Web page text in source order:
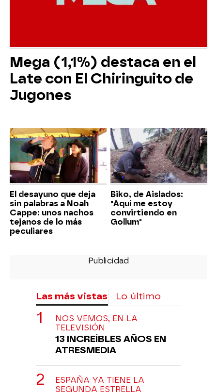
Mega (1,1%) destaca en el
Late con El Chiringuito de
Jugones
El desayuno que deja
sin palabras a Noah
Cappe: unos nachos
tejanos de lo más
peculiares
Biko, de Aislados:
"Aquí me estoy
convirtiendo en
Gollum"
Las más vistas Lo último
NOS VEMOS, EN LA
TELEVISIÓN
13 INCREÍBLES AÑOS EN
ATRESMEDIA
ESPAÑA YA TIENE LA
SEGUNDA ESTRELLA